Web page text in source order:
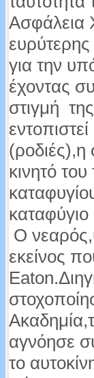
Ασφάλεια
για την
έχοντας
στιγμή
(ροδιές),η
κινητό
Ο
εκείνος
αγνόησε
το